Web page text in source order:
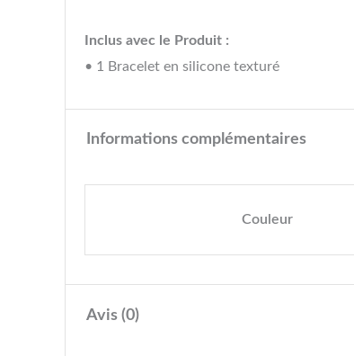
Inclus avec le Produit :
• 1 Bracelet en silicone texturé
Informations complémentaires
Couleur
Avis (0)